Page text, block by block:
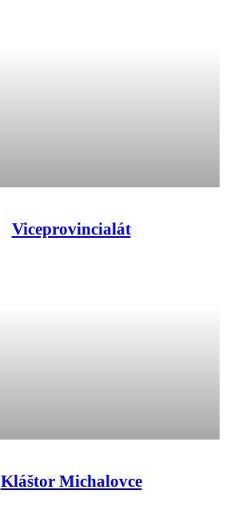
Viceprovincialát
Kláštor Michalovce